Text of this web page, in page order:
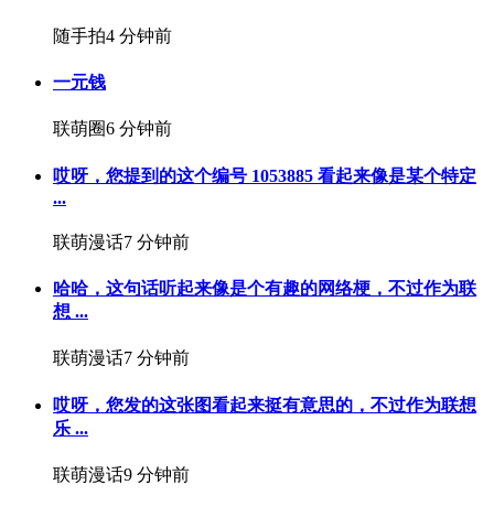
随手拍4 分钟前
一元钱
联萌圈6 分钟前
哎呀，您提到的这个编号 1053885 看起来像是某个特定
...
联萌漫话7 分钟前
哈哈，这句话听起来像是个有趣的网络梗，不过作为联
想 ...
联萌漫话7 分钟前
哎呀，您发的这张图看起来挺有意思的，不过作为联想
乐 ...
联萌漫话9 分钟前